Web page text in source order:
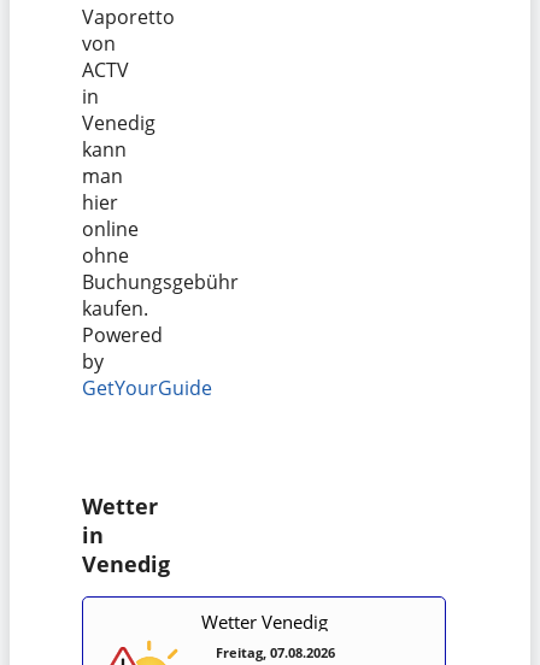
Vaporetto
von
ACTV
in
Venedig
kann
man
hier
online
ohne
Buchungsgebühr
kaufen.
Powered
by
GetYourGuide
Wetter
in
Venedig
Wetter Venedig
Freitag, 07.08.2026